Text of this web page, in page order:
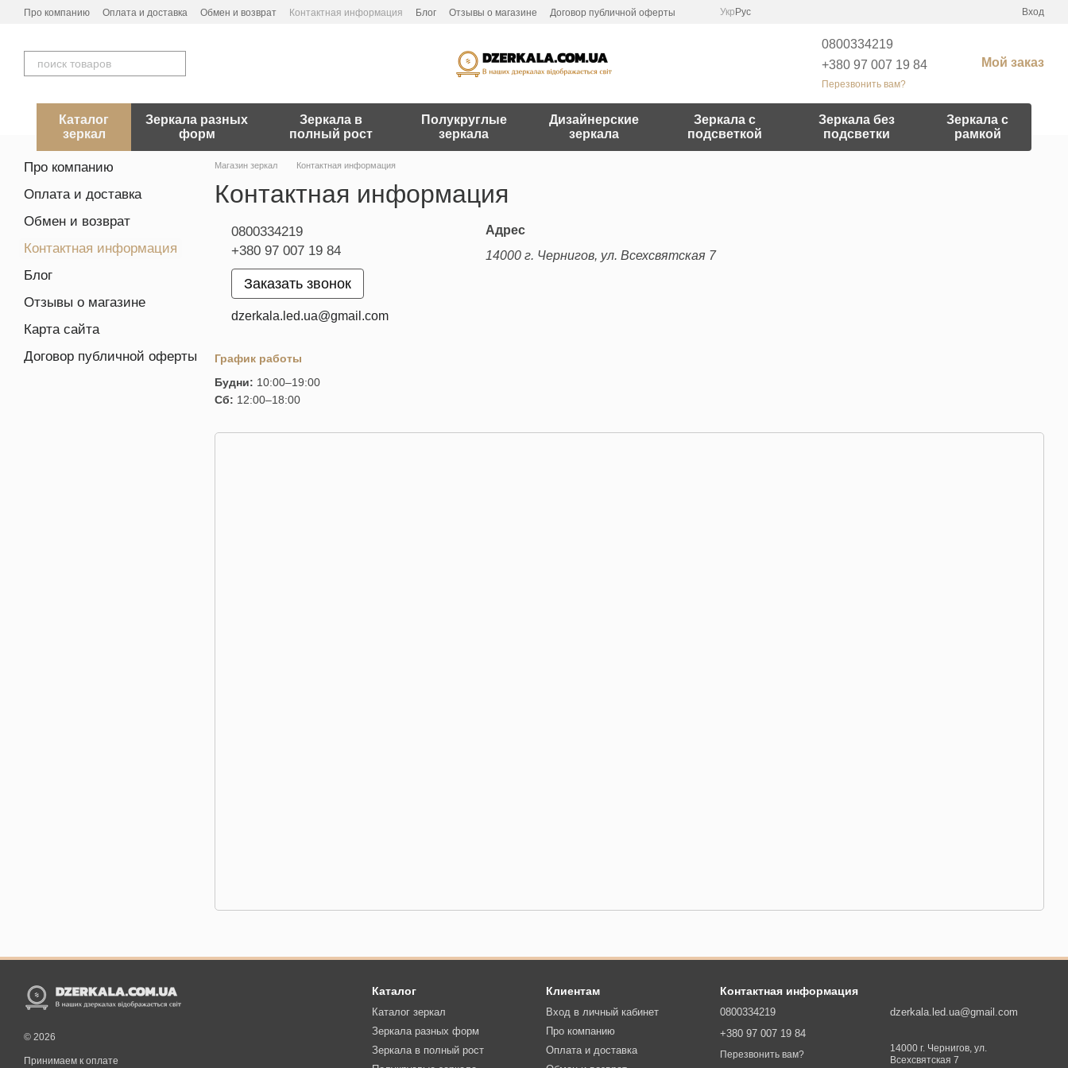
Перейти к основному контенту
Про компанию Оплата и доставка Обмен и возврат Контактная информация Блог Отзывы о магазине Договор публичной оферты Укр Рус Вход
0800334219
+380 97 007 19 84
Перезвонить вам?
Мой заказ
Каталог
зеркал
Зеркала разных
форм
Зеркала в
полный рост
Полукруглые
зеркала
Дизайнерские
зеркала
Зеркала с
подсветкой
Зеркала без
подсветки
Зеркала с
рамкой
Магазин зеркал Контактная информация
Контактная информация
0800334219
+380 97 007 19 84
Заказать звонок
dzerkala.led.ua@gmail.com
Адрес
14000 г. Чернигов, ул. Всехсвятская 7
График работы
Будни: 10:00–19:00
Сб: 12:00–18:00
Про компанию
Оплата и доставка
Обмен и возврат
Контактная информация
Блог
Отзывы о магазине
Карта сайта
Договор публичной оферты
© 2026
Принимаем к оплате
Каталог
Каталог зеркал
Зеркала разных форм
Зеркала в полный рост
Клиентам
Вход в личный кабинет
Про компанию
Оплата и доставка
Контактная информация
0800334219
+380 97 007 19 84
Перезвонить вам?
dzerkala.led.ua@gmail.com
14000 г. Чернигов, ул.
Всехсвятская 7